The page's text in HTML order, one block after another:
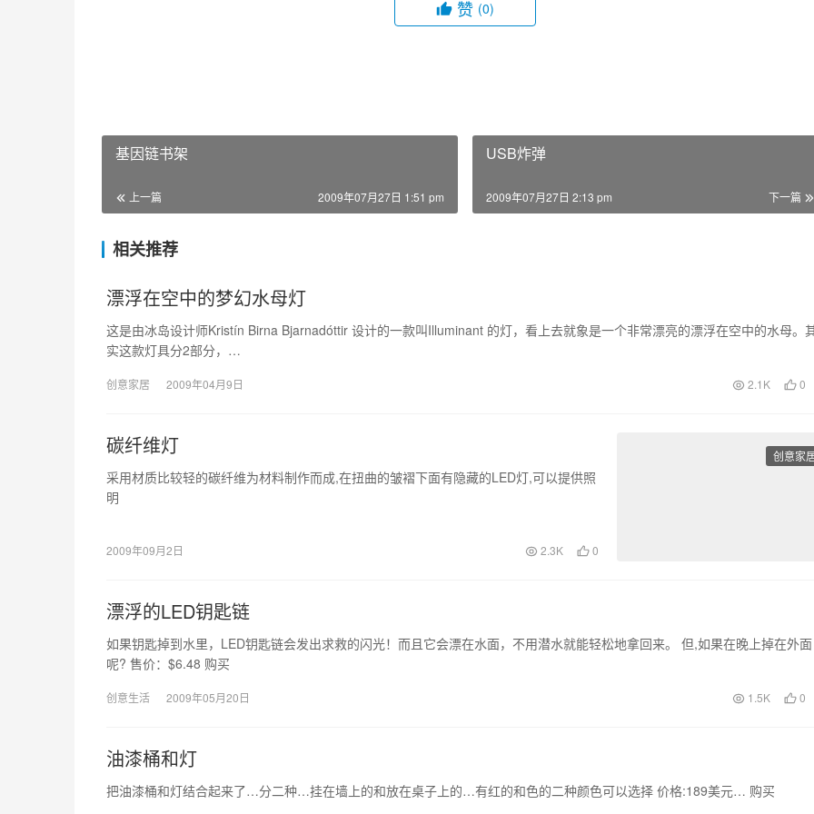
赞 (0)
基因链书架
上一篇 2009年07月27日 1:51 pm
USB炸弹
下一篇
2009年07月27日 2:13 pm
相关推荐
漂浮在空中的梦幻水母灯
这是由冰岛设计师Kristín Birna Bjarnadóttir 设计的一款叫Illuminant 的灯，看上去就象是一个非常漂亮的漂浮在空中的水母。
实这款灯具分2部分，…
创意家居 2009年04月9日 2.1K 0
创意家
碳纤维灯
采用材质比较轻的碳纤维为材料制作而成,在扭曲的皱褶下面有隐藏的LED灯,可以提供照
明
2009年09月2日 2.3K 0
漂浮的LED钥匙链
如果钥匙掉到水里，LED钥匙链会发出求救的闪光！而且它会漂在水面，不用潜水就能轻松地拿回来。 但,如果在晚上掉在外面
呢? 售价：$6.48 购买
创意生活 2009年05月20日 1.5K 0
油漆桶和灯
把油漆桶和灯结合起来了…分二种…挂在墙上的和放在桌子上的…有红的和色的二种颜色可以选择 价格:189美元… 购买